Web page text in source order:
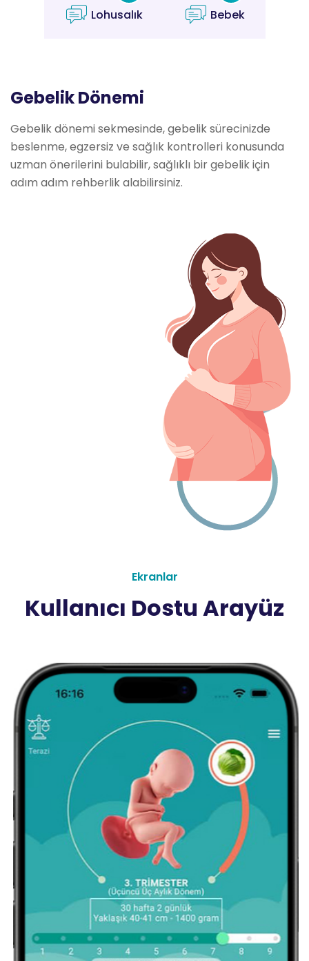
Lohusalık
Bebek
Gebelik Dönemi
Gebelik dönemi sekmesinde, gebelik sürecinizde
beslenme, egzersiz ve sağlık kontrolleri konusunda
uzman önerilerini bulabilir, sağlıklı bir gebelik için
adım adım rehberlik alabilirsiniz.
Ekranlar
Kullanıcı Dostu Arayüz